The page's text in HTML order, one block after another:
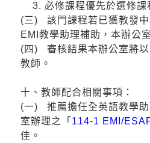
必修課程優先於選修課
(三) 該門課程若已獲教發中
EMI教學助理補助，本辦公
(四) 審核結果本辦公室將以
教師。
十、教師配合相關事項：
(一) 推薦擔任全英語教學
室辦理之「 114-1 EMI/
佳。